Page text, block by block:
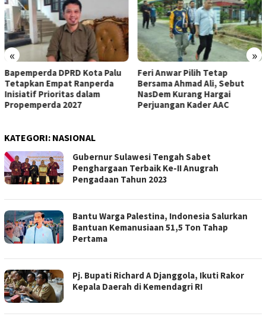
« »
Feri Anwar Pilih Tetap
Bersama Ahmad Ali, Sebut
NasDem Kurang Hargai
Perjuangan Kader AAC
Pengurus Inti DPW Partai
Nasdem Sulteng Resmi
Mengundurkan Diri dari
Kepengurusan
KATEGORI: NASIONAL
Gubernur Sulawesi Tengah Sabet
Penghargaan Terbaik Ke-II Anugrah
Pengadaan Tahun 2023
Bantu Warga Palestina, Indonesia Salurkan
Bantuan Kemanusiaan 51,5 Ton Tahap
Pertama
Pj. Bupati Richard A Djanggola, Ikuti Rakor
Kepala Daerah di Kemendagri RI